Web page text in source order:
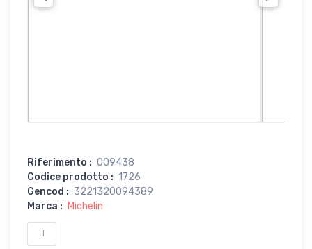
Riferimento : 009438
Codice prodotto : 1726
Gencod : 3221320094389
Marca : Michelin